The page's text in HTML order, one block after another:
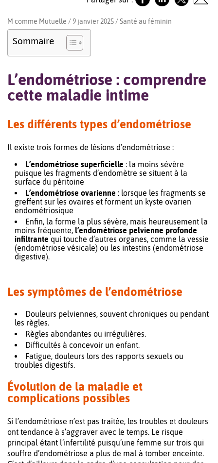
M comme Mutuelle / 9 janvier 2025 /Santé au féminin
Sommaire
L’endométriose : comprendre
cette maladie intime
Les différents types d’endométriose
Il existe trois formes de lésions d’endométriose :
L’endométriose superficielle : la moins sévère
puisque les fragments d’endomètre se situent à la
surface du péritoine
L’endométriose ovarienne : lorsque les fragments se
greffent sur les ovaires et forment un kyste ovarien
endométriosique
Enfin, la forme la plus sévère, mais heureusement la
moins fréquente, l’endométriose pelvienne profonde
infiltrante qui touche d’autres organes, comme la vessie
(endométriose vésicale) ou les intestins (endométriose
digestive).
Les symptômes de l’endométriose
Douleurs pelviennes, souvent chroniques ou pendant
les règles.
Règles abondantes ou irrégulières.
Difficultés à concevoir un enfant.
Fatigue, douleurs lors des rapports sexuels ou
troubles digestifs.
Évolution de la maladie et
complications possibles
Si l’endométriose n’est pas traitée, les troubles et douleurs
ont tendance à s’aggraver avec le temps. Le risque
principal étant l’infertilité puisqu’une femme sur trois qui
souffre d’endométriose a plus de mal à tomber enceinte.